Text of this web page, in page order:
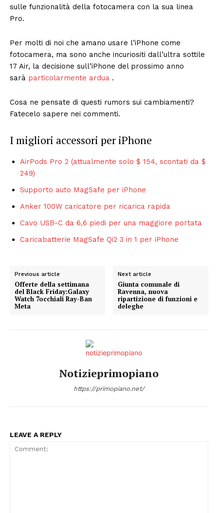
sulle funzionalità della fotocamera con la sua linea
Pro.
Per molti di noi che amano usare l’iPhone come
fotocamera, ma sono anche incuriositi dall’ultra sottile
17 Air, la decisione sull’iPhone del prossimo anno
sarà particolarmente ardua .
Cosa ne pensate di questi rumors sui cambiamenti?
Fatecelo sapere nei commenti.
I migliori accessori per iPhone
AirPods Pro 2 (attualmente solo $ 154, scontati da $
249)
Supporto auto MagSafe per iPhone
Anker 100W caricatore per ricarica rapida
Cavo USB-C da 6,6 piedi per una maggiore portata
Caricabatterie MagSafe Qi2 3 in 1 per iPhone
Previous article
Offerte della settimana
del Black Friday:Galaxy
Watch 7occhiali Ray-Ban
Meta
Next article
Giunta comunale di
Ravenna, nuova
ripartizione di funzioni e
deleghe
Notizieprimopiano
https://primopiano.net/
LEAVE A REPLY